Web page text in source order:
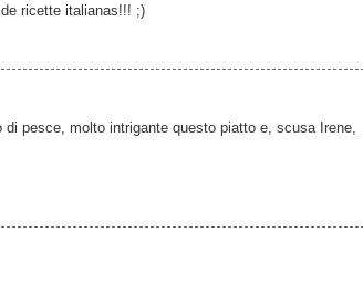
ricette italianas!!! ;)
pesce, molto intrigante questo piatto e, scusa Irene,